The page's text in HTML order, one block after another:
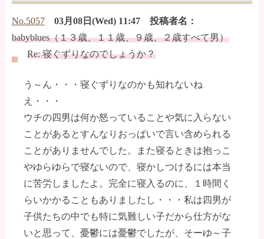
No.5057
03月08日(Wed) 11:47 投稿者名：
babyblues（１３歳、１１歳、９歳、２歳すべて男）
Re: 寝ぐずりなのでしょうか？
う～ん・・・寝ぐずりなのかも知れないね
え・・・
ウチの四男は何か怒っていることや気に入らない
ことがあるとすんなりおっぱいで言い含められる
ことがありませんでした。また寝るときは抱っこ
やゆらゆらで寝ないので、寝かしつけるには本当
に苦労しましたよ。完全に寝入るのに、１時間く
らいかかることもありましたし・・・私は四男が
子供たちの中でも特に気難しい子だから仕方がな
いと思って、憂鬱には憂鬱でしたが、そーゆ～子